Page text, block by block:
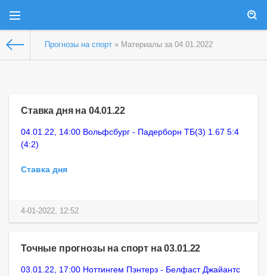
Прогнозы на спорт » Материалы за 04.01.2022
Ставка дня на 04.01.22
04.01.22, 14:00 Вольфсбург - Падерборн ТБ(3) 1.67 5:4
(4:2)
Ставка дня
4-01-2022, 12:52
Точные прогнозы на спорт на 03.01.22
03.01.22, 17:00 Ноттингем Пэнтерз - Белфаст Джайантс